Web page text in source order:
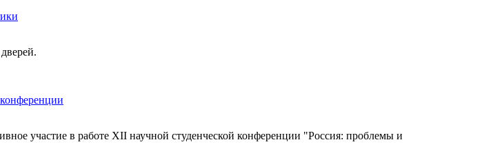
участие в работе ХII научной студенческой конференции "Россия: проблемы и